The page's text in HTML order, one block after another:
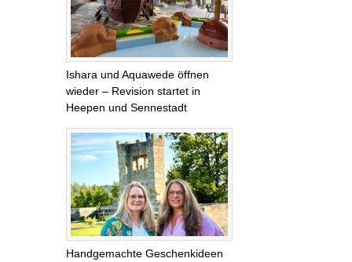
Ishara und Aquawede öffnen
wieder – Revision startet in
Heepen und Sennestadt
Handgemachte Geschenkideen